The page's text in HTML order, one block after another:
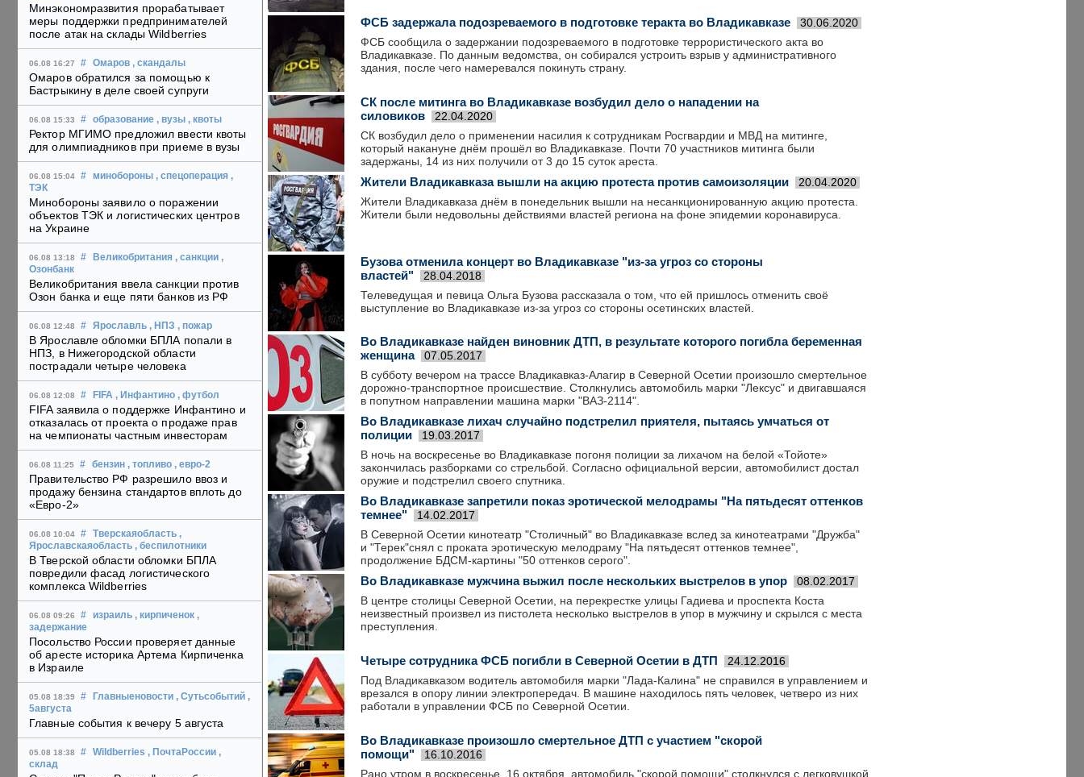
Минэкономразвития прорабатывает
меры поддержки предпринимателей
после атак на склады Wildberries
06.08 16:27 # Омаров , скандалы
Омаров обратился за помощью к
Бастрыкину в деле своей супруги
06.08 15:33 # образование , вузы , квоты
Ректор МГИМО предложил ввести квоты
для олимпиадников при приеме в вузы
06.08 15:04 # минобороны , спецоперация ,
ТЭК
Минобороны заявило о поражении
объектов ТЭК и логистических центров
на Украине
06.08 13:18 # Великобритания , санкции ,
Озонбанк
Великобритания ввела санкции против
Озон банка и еще пяти банков из РФ
06.08 12:48 # Ярославль , НПЗ , пожар
В Ярославле обломки БПЛА попали в
НПЗ, в Нижегородской области
пострадали четыре человека
06.08 12:08 # FIFA , Инфантино , футбол
FIFA заявила о поддержке Инфантино и
отказалась от проекта о продаже прав
на чемпионаты частным инвесторам
06.08 11:25 # бензин , топливо , евро-2
Правительство РФ разрешило ввоз и
продажу бензина стандартов вплоть до
«Евро-2»
06.08 10:04 # Тверскаяобласть ,
Ярославскаяобласть , беспилотники
В Тверской области обломки БПЛА
повредили фасад логистического
комплекса Wildberries
06.08 09:26 # израиль , кирпиченок ,
задержание
Посольство России проверяет данные
об аресте историка Артема Кирпиченка
в Израиле
05.08 18:39 # Главныеновости , Сутьсобытий ,
5августа
Главные события к вечеру 5 августа
05.08 18:38 # Wildberries , ПочтаРоссии ,
склад
ФСБ задержала подозреваемого в подготовке теракта во Владикавказе 30.06.2020
ФСБ сообщила о задержании подозреваемого в подготовке террористического акта во
Владикавказе. По данным ведомства, он собирался устроить взрыв у административного
здания, после чего намеревался покинуть страну.
СК после митинга во Владикавказе возбудил дело о нападении на
силовиков
22.04.2020
СК возбудил дело о применении насилия к сотрудникам Росгвардии и МВД на митинге,
который накануне днём прошёл во Владикавказе. Почти 70 участников митинга были
задержаны, 14 из них получили от 3 до 15 суток ареста.
Жители Владикавказа вышли на акцию протеста против самоизоляции 20.04.2020
Жители Владикавказа днём в понедельник вышли на несанкционированную акцию протеста.
Жители были недовольны действиями властей региона на фоне эпидемии коронавируса.
Бузова отменила концерт во Владикавказе "из-за угроз со стороны
властей"
28.04.2018
Телеведущая и певица Ольга Бузова рассказала о том, что ей пришлось отменить своё
выступление во Владикавказе из-за угроз со стороны осетинских властей.
Во Владикавказе найден виновник ДТП, в результате которого погибла беременная
женщина
07.05.2017
В субботу вечером на трассе Владикавказ-Алагир в Северной Осетии произошло смертельное
дорожно-транспортное происшествие. Столкнулись автомобиль марки "Лексус" и двигавшаяся
в попутном направлении машина марки "ВАЗ-2114".
Во Владикавказе лихач случайно подстрелил приятеля, пытаясь умчаться от
полиции
19.03.2017
В ночь на воскресенье во Владикавказе погоня полиции за лихачом на белой «Тойоте»
закончилась разборками со стрельбой. Согласно официальной версии, автомобилист достал
оружие и подстрелил своего спутника.
Во Владикавказе запретили показ эротической мелодрамы "На пятьдесят оттенков
темнее"
14.02.2017
В Северной Осетии кинотеатр "Столичный" во Владикавказе вслед за кинотеатрами "Дружба"
и "Терек"снял с проката эротическую мелодраму "На пятьдесят оттенков темнее",
продолжение БДСМ-картины "50 оттенков серого".
Во Владикавказе мужчина выжил после нескольких выстрелов в упор 08.02.2017
В центре столицы Северной Осетии, на перекрестке улицы Гадиева и проспекта Коста
неизвестный произвел из пистолета несколько выстрелов в упор в мужчину и скрылся с места
преступления.
Четыре сотрудника ФСБ погибли в Северной Осетии в ДТП 24.12.2016
Под Владикавказом водитель автомобиля марки "Лада-Калина" не справился в управлением и
врезался в опору линии электропередач. В машине находилось пять человек, четверо из них
работали в управлении ФСБ по Северной Осетии.
Во Владикавказе произошло смертельное ДТП с участием "скорой
помощи"
16.10.2016
Рано утром в воскресенье, 16 октября, автомобиль "скорой помощи" столкнулся с легковушкой